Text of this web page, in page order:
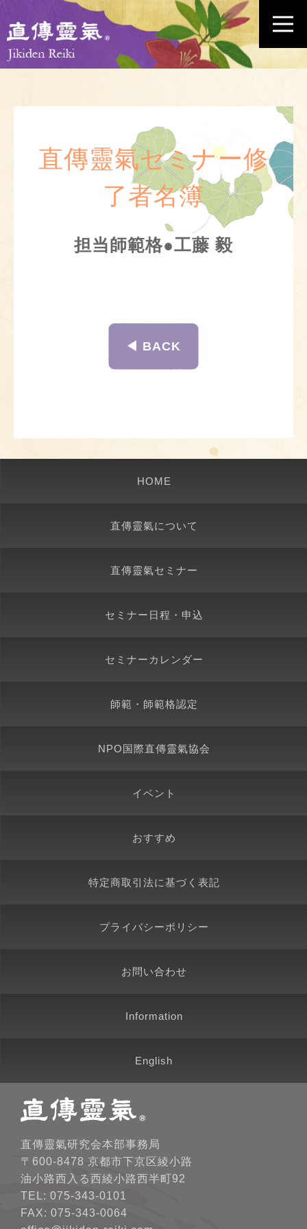
直傳靈氣セミナー修
了者名簿
担当師範格●工藤 毅
◀︎ BACK
HOME
直傳靈氣について
直傳靈氣セミナー
セミナー日程・申込
セミナーカレンダー
師範・師範格認定
NPO国際直傳靈氣協会
イベント
おすすめ
特定商取引法に基づく表記
プライバシーポリシー
お問い合わせ
Information
English
直傳靈氣研究会本部事務局
〒600-8478 京都市下京区綾小路
油小路西入る西綾小路西半町92
TEL: 075-343-0101
FAX: 075-343-0064